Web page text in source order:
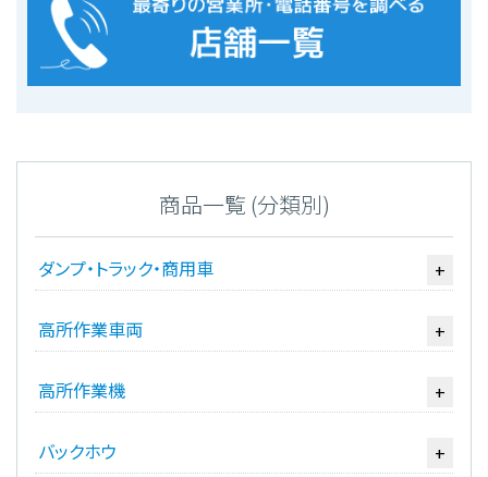
商品一覧 (分類別)
ダンプ・トラック・商用車 +
高所作業車両 +
高所作業機 +
バックホウ +